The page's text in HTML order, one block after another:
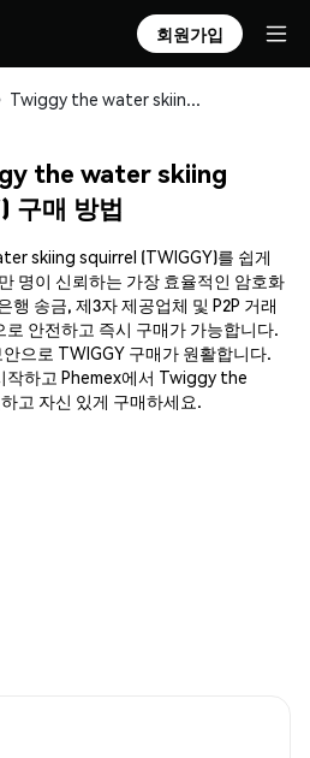
회원가입
Twiggy the water skiing squirrel (TWIGGY) 안전하게 구매 및 보관
the water skiing
구매 방법
skiing squirrel (TWIGGY)를 쉽게
명이 신뢰하는 가장 효율적인 암호화
행 송금, 제3자 제공업체 및 P2P 거래
안전하고 즉시 구매가 가능합니다.
으로 TWIGGY 구매가 원활합니다.
작하고 Phemex에서 Twiggy the
고 자신 있게 구매하세요.